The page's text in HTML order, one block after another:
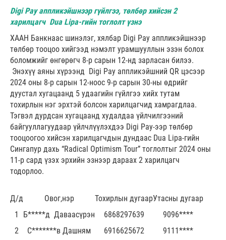
Digi Pay аппликэйшнээр гүйлгээ, төлбөр хийсэн 2
харилцагч Dua Lipa-гийн тоглолт үзнэ
ХААН Банкнаас шинэлэг, хялбар Digi Pay аппликэйшнээр
төлбөр тооцоо хийгээд нэмэлт урамшууллын эзэн болох
боломжийг өнгөрөгч 8-р сарын 12-нд зарласан билээ.
Энэхүү аяны хүрээнд Digi Pay аппликэйшний QR цэсээр
2024 оны 8-р сарын 12-ноос 9-р сарын 30-ны өдрийг
дуустал хугацаанд 5 удаагийн гүйлгээ хийх тутам
тохирлын нэг эрхтэй болсон харилцагчид хамрагдлаа.
Тэгвэл дурдсан хугацаанд худалдаа үйлчилгээний
байгууллагуудаар үйлчлүүлэхдээ Digi Pay-ээр төлбөр
тооцоогоо хийсэн харилцагчдын дундаас Dua Lipa-гийн
Сингапур дахь “Radical Optimism Tour” тоглолтыг 2024 оны
11-р сард үзэх эрхийн эзнээр дараах 2 харилцагч
тодорлоо.
Д/д Овог,нэр Тохирлын дугаарУтасны дугаар
1
Б*****д Даваасүрэн 6868297639
9096****
2
С*******в Дашням 6916625672 9111****